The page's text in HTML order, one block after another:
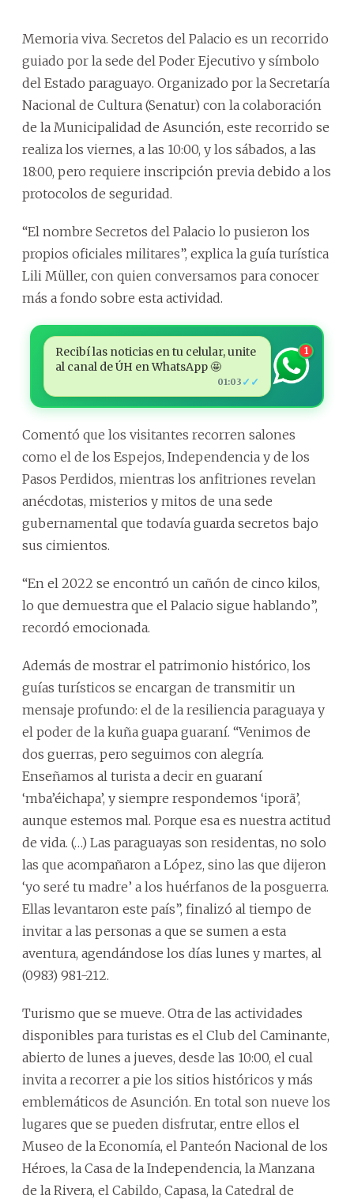
Memoria viva. Secretos del Palacio es un recorrido
guiado por la sede del Poder Ejecutivo y símbolo
del Estado paraguayo. Organizado por la Secretaría
Nacional de Cultura (Senatur) con la colaboración
de la Municipalidad de Asunción, este recorrido se
realiza los viernes, a las 10:00, y los sábados, a las
18:00, pero requiere inscripción previa debido a los
protocolos de seguridad.
“El nombre Secretos del Palacio lo pusieron los
propios oficiales militares”, explica la guía turística
Lili Müller, con quien conversamos para conocer
más a fondo sobre esta actividad.
Recibí las noticias en tu celular, unite
al canal de ÚH en WhatsApp 🤩
01:03 ✓✓
1
Comentó que los visitantes recorren salones
como el de los Espejos, Independencia y de los
Pasos Perdidos, mientras los anfitriones revelan
anécdotas, misterios y mitos de una sede
gubernamental que todavía guarda secretos bajo
sus cimientos.
“En el 2022 se encontró un cañón de cinco kilos,
lo que demuestra que el Palacio sigue hablando”,
recordó emocionada.
Además de mostrar el patrimonio histórico, los
guías turísticos se encargan de transmitir un
mensaje profundo: el de la resiliencia paraguaya y
el poder de la kuña guapa guaraní. “Venimos de
dos guerras, pero seguimos con alegría.
Enseñamos al turista a decir en guaraní
‘mba’éichapa’, y siempre respondemos ‘iporã’,
aunque estemos mal. Porque esa es nuestra actitud
de vida. (…) Las paraguayas son residentas, no solo
las que acompañaron a López, sino las que dijeron
‘yo seré tu madre’ a los huérfanos de la posguerra.
Ellas levantaron este país”, finalizó al tiempo de
invitar a las personas a que se sumen a esta
aventura, agendándose los días lunes y martes, al
(0983) 981-212.
Turismo que se mueve. Otra de las actividades
disponibles para turistas es el Club del Caminante,
abierto de lunes a jueves, desde las 10:00, el cual
invita a recorrer a pie los sitios históricos y más
emblemáticos de Asunción. En total son nueve los
lugares que se pueden disfrutar, entre ellos el
Museo de la Economía, el Panteón Nacional de los
Héroes, la Casa de la Independencia, la Manzana
de la Rivera, el Cabildo, Capasa, la Catedral de